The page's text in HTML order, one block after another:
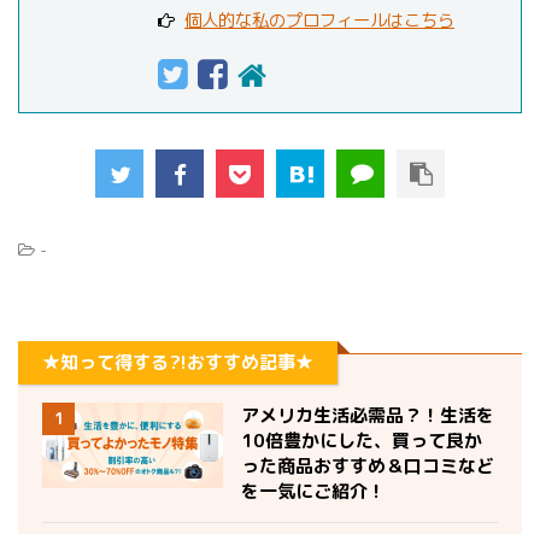
個人的な私のプロフィールはこちら
-
★知って得する?!おすすめ記事★
1
アメリカ生活必需品？！生活を
10倍豊かにした、買って良か
った商品おすすめ＆口コミなど
を一気にご紹介！